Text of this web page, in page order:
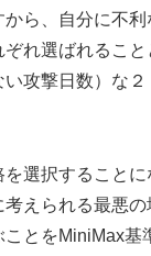
ら、自分に不利
れ選ばれるこ
攻撃日数）な
選択することに
考えられる最悪
とをMiniMax基